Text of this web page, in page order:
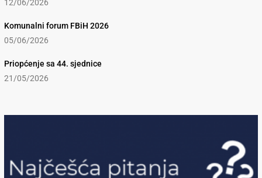
12/06/2026
Komunalni forum FBiH 2026
05/06/2026
Priopćenje sa 44. sjednice
21/05/2026